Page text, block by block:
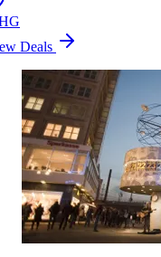
Deals